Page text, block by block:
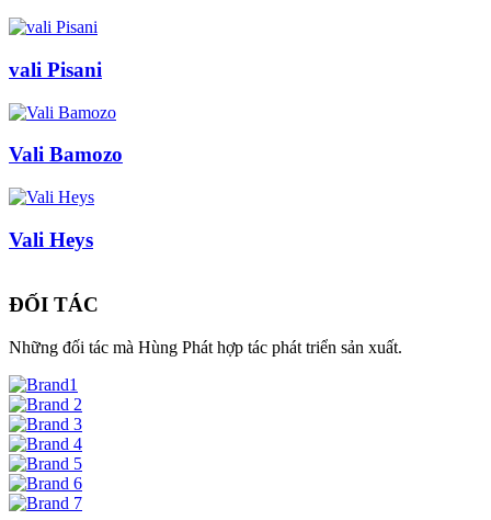
vali Pisani
Vali Bamozo
Vali Heys
ĐỐI TÁC
Những đối tác mà Hùng Phát hợp tác phát triển sản xuất.